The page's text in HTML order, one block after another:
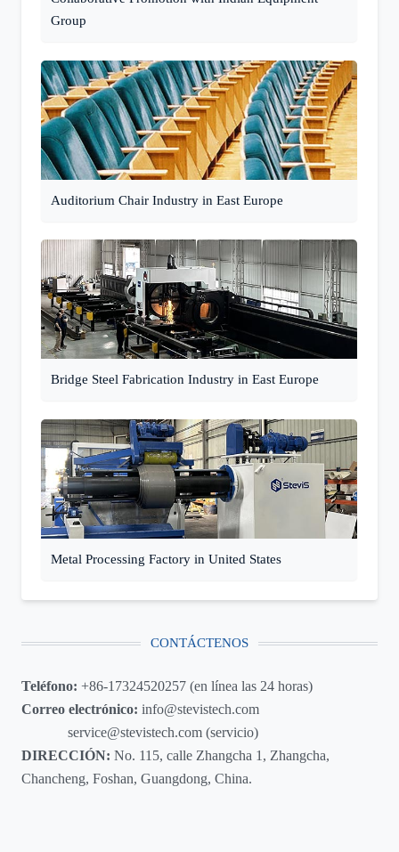
Group
Auditorium Chair Industry in East Europe
Bridge Steel Fabrication Industry in East Europe
Metal Processing Factory in United States
CONTÁCTENOS
Teléfono: +86-17324520257 (en línea las 24 horas)
Correo electrónico: info@stevistech.com
service@stevistech.com (servicio)
DIRECCIÓN: No. 115, calle Zhangcha 1, Zhangcha,
Chancheng, Foshan, Guangdong, China.